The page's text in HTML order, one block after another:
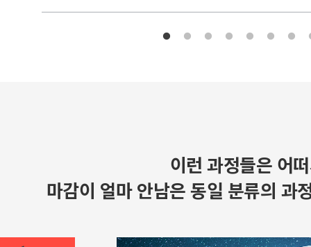
이런 과정들은 어
마감이 얼마 안남은 동일 분류의 과